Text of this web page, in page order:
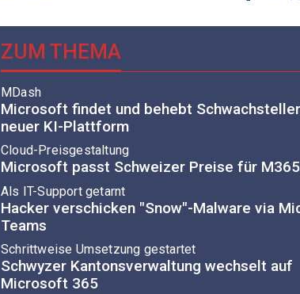
ZUM THEMA
MDash
Microsoft findet und behebt
neuer KI-Plattform
Cloud-Preisgestaltung
Microsoft passt Schweizer Preise für
Als IT-Support getarnt
Hacker verschicken "Snow"-Malware via
Teams
Schrittweise Umsetzung gestartet
Schwyzer Kantonsverwaltung wechselt auf
Microsoft 365